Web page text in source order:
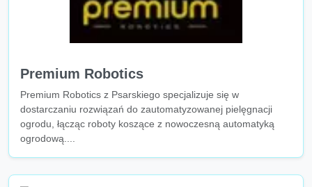
Premium Robotics
Premium Robotics z Psarskiego specjalizuje się w
dostarczaniu rozwiązań do zautomatyzowanej pielęgnacji
ogrodu, łącząc roboty koszące z nowoczesną automatyką
ogrodową....